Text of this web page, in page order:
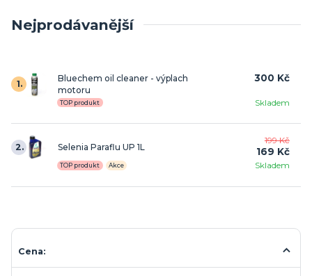
Nejprodávanější
1.
Bluechem oil cleaner - výplach
motoru
Skladem
TOP produkt
300 Kč
2. Selenia Paraflu UP 1L
Skladem
TOP produkt Akce
199 Kč
169 Kč
Cena: